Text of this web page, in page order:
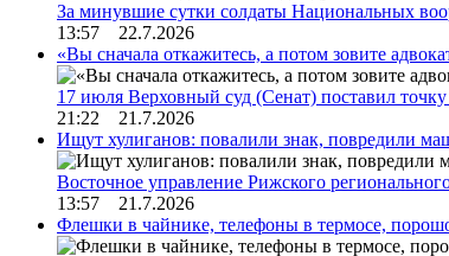
За минувшие сутки солдаты Национальных
13:57 22.7.2026
«Вы сначала откажитесь, а потом зовите
17 июля Верховный суд (Сенат) поставил
21:22 21.7.2026
Ищут хулиганов: повалили знак, повредили
Восточное управление Рижского
13:57 21.7.2026
Флешки в чайнике, телефоны в термосе,